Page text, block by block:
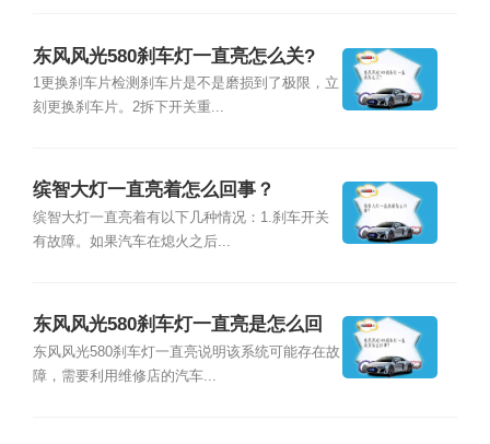
东风风光580刹车灯一直亮怎么关?
1更换刹车片检测刹车片是不是磨损到了极限，立
刻更换刹车片。2拆下开关重...
缤智大灯一直亮着怎么回事？
缤智大灯一直亮着有以下几种情况：1.刹车开关
有故障。如果汽车在熄火之后...
东风风光580刹车灯一直亮是怎么回
事？
东风风光580刹车灯一直亮说明该系统可能存在故
障，需要利用维修店的汽车...